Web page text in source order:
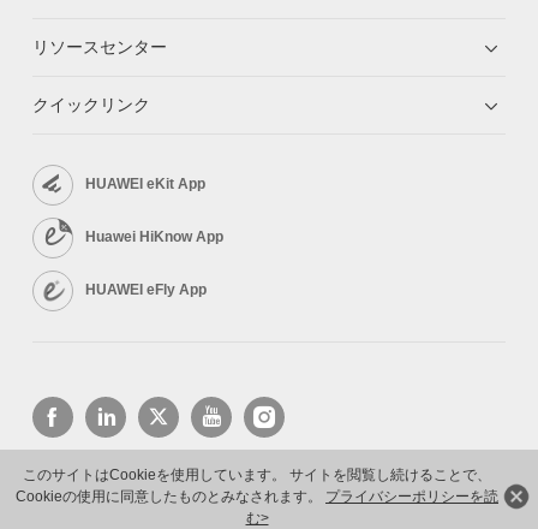
このサイトはCookieを使用しています。 サイトを閲覧し続けることで、
Cookieの使用に同意したものとみなされます。 プライバシーポリシーを読
む>
リソースセンター
クイックリンク
HUAWEI eKit App
Huawei HiKnow App
HUAWEI eFly App
Copyright © 2026 Huawei Technologies Co., Ltd. All rights reserved.
プライバシーポリシー